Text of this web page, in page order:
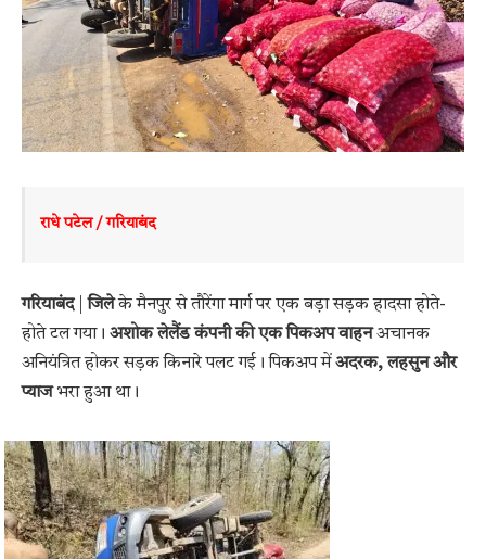
राधे पटेल / गरियाबंद
गरियाबंद| जिलेके मैनपुर से तौरेंगा मार्ग पर एक बड़ा सड़क हादसा होते-
होते टल गया। अशोक लेलैंड कंपनी की एक पिकअप वाहनअचानक
अनियंत्रित होकर सड़क किनारे पलट गई। पिकअप मेंअदरक, लहसुन और
प्याजभरा हुआ था।